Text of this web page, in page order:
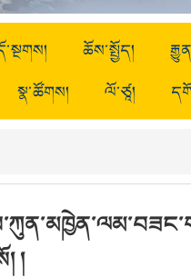
ཆོས་སྤྱོད།
སྣ་ཚོགས། ལོ་ཙཱ།
།